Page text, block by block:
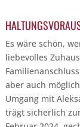
Es wäre schön,
liebevolles
aber auch
Umgang mit
trägt sicherlich